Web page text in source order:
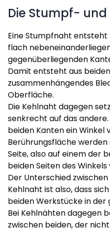
Die Stumpf-
Eine Stumpfnaht entsteht
flach
gegenüberliegenden
Damit entsteht aus
zusammenhängendes
Oberfläche.
Die Kehlnaht dagegen
senkrecht auf das
beiden Kanten ein Winkel
Berührungsfläche
Seite, also auf einem der
beiden Seiten des
Der Unterschied
Kehlnaht ist also, dass
beiden Werkstücke in der
Bei Kehlnähten dagegen
zwischen beiden, der